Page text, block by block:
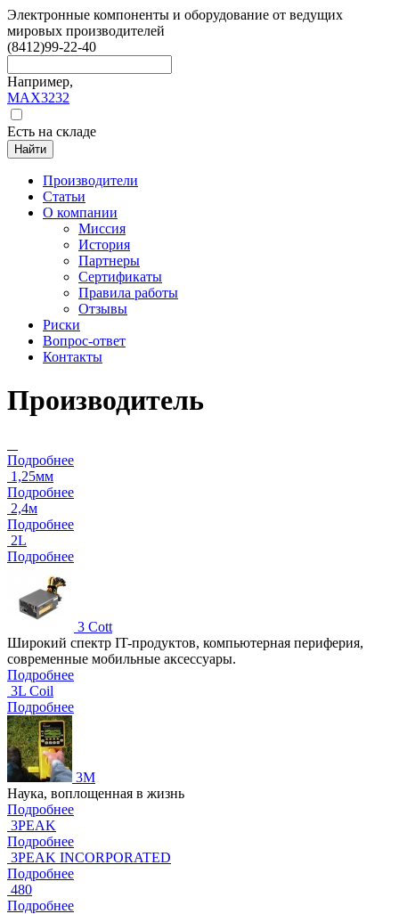
Электронные компоненты и оборудование от ведущих
мировых производителей
(8412)99-22-40
Например,
MAX3232
Есть на складе
Найти
Производители
Статьи
О компании
Миссия
История
Партнеры
Сертификаты
Правила работы
Отзывы
Риски
Вопрос-ответ
Контакты
Производитель
Подробнее
1,25мм
Подробнее
2,4м
Подробнее
2L
Подробнее
3 Cott
Широкий спектр IT-продуктов, компьютерная периферия,
современные мобильные аксессуары.
Подробнее
3L Coil
Подробнее
3M
Наука, воплощенная в жизнь
Подробнее
3PEAK
Подробнее
3PEAK INCORPORATED
Подробнее
480
Подробнее